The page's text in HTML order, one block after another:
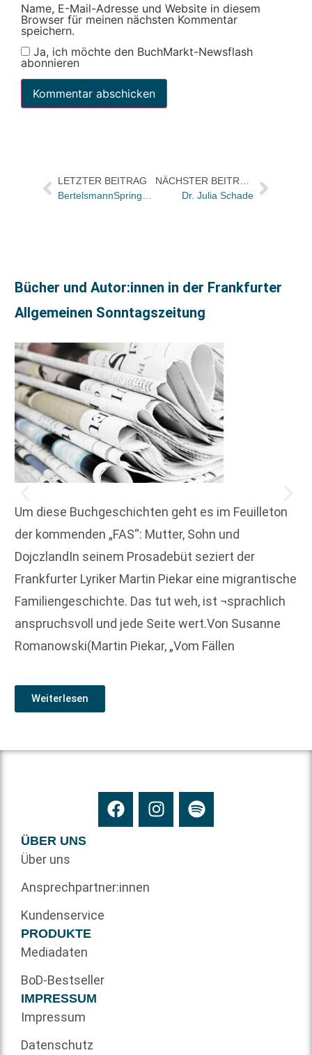
Name, E-Mail-Adresse und Website in diesem
Browser für meinen nächsten Kommentar
speichern.
Ja, ich möchte den BuchMarkt-Newsflash
abonnieren
LETZTER BEITRAG
Dr. Julia Schade
Bücher und Autor:innen in der Frankfurter
Allgemeinen Sonntagszeitung
Um diese Buchgeschichten geht es im Feuilleton
der kommenden „FAS“: Mutter, Sohn und
DojczlandIn seinem Prosadebüt seziert der
Frankfurter Lyriker Martin Piekar eine migrantische
Familiengeschichte. Das tut weh, ist ¬sprachlich
anspruchsvoll und jede Seite wert.Von Susanne
Romanowski(Martin Piekar, „Vom Fällen
Weiterlesen
ÜBER UNS
Über uns
Ansprechpartner:innen
Kundenservice
PRODUKTE
Mediadaten
BoD-Bestseller
IMPRESSUM
Impressum
Datenschutz